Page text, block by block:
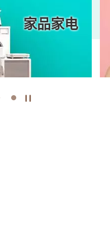
家品家电
4 开始/暂停幻灯片